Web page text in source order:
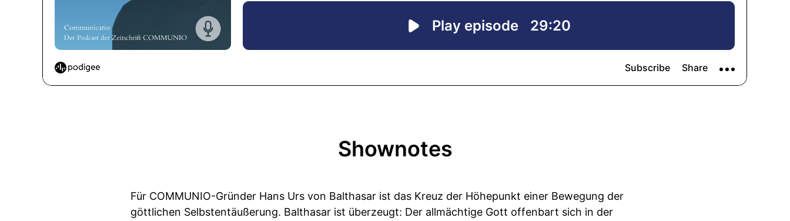
Shownotes
Für COMMUNIO-Gründer Hans Urs von Balthasar ist das Kreuz der Höhepunkt einer Bewegung der
göttlichen Selbstentäußerung. Balthasar ist überzeugt: Der allmächtige Gott offenbart sich in der